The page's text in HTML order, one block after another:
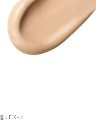
：EX-2